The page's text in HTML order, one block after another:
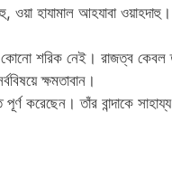
হাযামাল আহযাবা ওয়াহদাহু।
শরিক নেই। রাজত্ব
ক্ষমতাবান।
তাঁর বান্দাকে